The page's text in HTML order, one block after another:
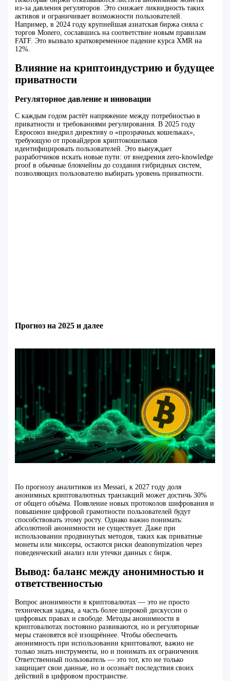
из-за давления регуляторов. Это снижает ликвидность таких
активов и ограничивает возможности пользователей.
Например, в 2024 году крупнейшая азиатская биржа сняла с
торгов Monero, сославшись на соответствие новым правилам
FATF. Это вызвало кратковременное падение курса XMR на
12%.
Влияние на криптоиндустрию и будущее
приватности
Регуляторное давление и инновации
С каждым годом растёт напряжение между потребностью в
приватности и требованиями регулирования. В 2025 году
Евросоюз внедрил директиву о «прозрачных кошельках»,
требующую от провайдеров криптокошельков
идентифицировать пользователей. Это вынуждает
разработчиков искать новые пути: от внедрения zero-knowledge
proof в обычные блокчейны до создания гибридных систем,
позволяющих пользователю выбирать уровень приватности.
Прогноз на 2025 и далее
По прогнозу аналитиков из Messari, к 2027 году доля
анонимных криптовалютных транзакций может достичь 30%
от общего объёма. Появление новых протоколов шифрования и
повышение цифровой грамотности пользователей будут
способствовать этому росту. Однако важно понимать:
абсолютной анонимности не существует. Даже при
использовании продвинутых методов, таких как приватные
монеты или миксеры, остаются риски deanonymization через
поведенческий анализ или утечки данных с бирж.
Вывод: баланс между анонимностью и
ответственностью
Вопрос анонимности в криптовалютах — это не просто
техническая задача, а часть более широкой дискуссии о
цифровых правах и свободе. Методы анонимности в
криптовалютах постоянно развиваются, но и регуляторные
меры становятся всё изощрённее. Чтобы обеспечить
анонимность при использовании криптовалют, важно не
только знать инструменты, но и понимать их ограничения.
Ответственный пользователь — это тот, кто не только
защищает свои данные, но и осознаёт последствия своих
действий в цифровом пространстве.